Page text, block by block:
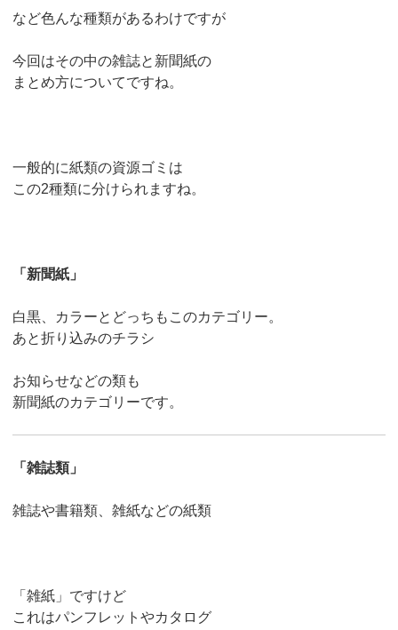
など色んな種類があるわけですが
今回はその中の雑誌と新聞紙の
まとめ方についてですね。
一般的に紙類の資源ゴミは
この2種類に分けられますね。
「新聞紙」
白黒、カラーとどっちもこのカテゴリー。
あと折り込みのチラシ
お知らせなどの類も
新聞紙のカテゴリーです。
「雑誌類」
雑誌や書籍類、雑紙などの紙類
「雑紙」ですけど
これはパンフレットやカタログ